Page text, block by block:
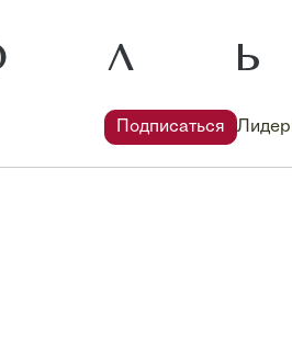
Подписаться Лидер